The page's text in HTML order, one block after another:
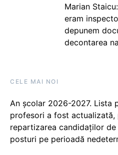
Marian
eram
depunem
decontarea
CELE MAI NOI
An școlar 2026-2027. Lista
profesori a fost actualizată,
repartizarea candidaților
posturi pe perioadă